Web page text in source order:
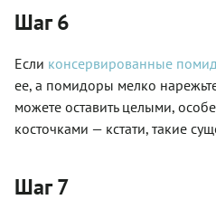
Шаг 6
Если консервированные
ее, а помидоры мелко
можете оставить целыми,
косточками — кстати, такие
Шаг 7